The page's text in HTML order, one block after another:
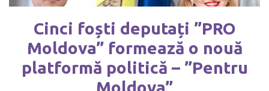
Cinci foști deputați ”PRO
Moldova” formează o nouă
platformă politică – ”Pentru
Moldova”